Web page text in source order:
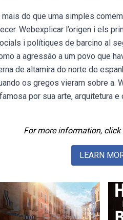
do que uma simples
Webexplicar l’origen i els
i polítiques de barcino al
a agressão a um povo que
de altamira do norte de
os gregos vieram sobre a.
por sua arte, arquitetura
For more information, click
LEARN